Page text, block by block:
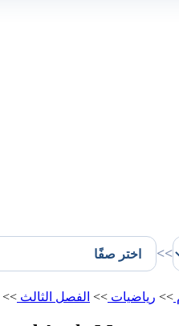
>>
>> رياضيات >> الفصل الثالث >>